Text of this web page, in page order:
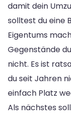
damit dein
solltest du eine
Eigentums
Gegenstände
nicht. Es ist
du seit Jahren
einfach Platz
Als nächstes